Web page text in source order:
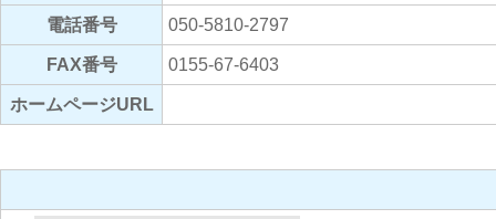
電話番号 050-5810-2797
FAX番号 0155-67-6403
ホームページURL